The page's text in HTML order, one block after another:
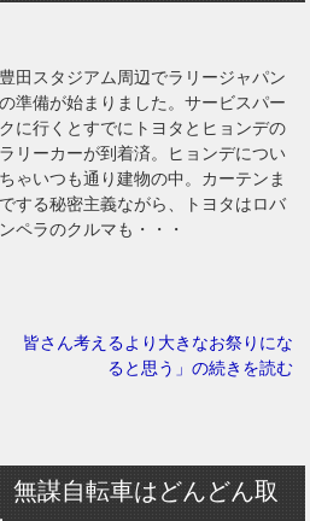
豊田スタジアム周辺でラリージャパン
の準備が始まりました。サービスパー
クに行くとすでにトヨタとヒョンデの
ラリーカーが到着済。ヒョンデについ
ちゃいつも通り建物の中。カーテンま
でする秘密主義ながら、トヨタはロバ
ンペラのクルマも・・・
皆さん考えるより大きなお祭りにな
ると思う」の続きを読む
謀自転車はどんどん取